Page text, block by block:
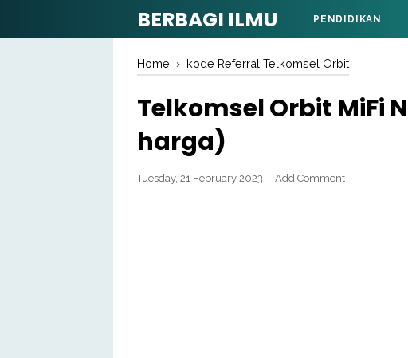
BERBAGI ILMU PENDIDIKAN
Home › kode Referral Telkomsel Orbit
Telkomsel Orbit MiFi
harga)
Tuesday, 21 February 2023 Add Comment